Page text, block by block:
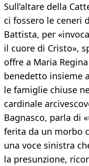
Sull’altare della
ci fossero le ceneri
Battista, per
il cuore di Cristo»,
offre a Maria
benedetto insieme
le famiglie chiuse
cardinale
Bagnasco, parla di
ferita da un morbo
una voce sinistra
la presunzione,